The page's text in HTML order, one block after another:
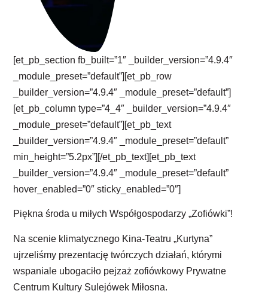
[et_pb_section fb_built=”1″ _builder_version=”4.9.4″
_module_preset=”default”][et_pb_row
_builder_version=”4.9.4″ _module_preset=”default”]
[et_pb_column type=”4_4″ _builder_version=”4.9.4″
_module_preset=”default”][et_pb_text
_builder_version=”4.9.4″ _module_preset=”default”
min_height=”5.2px”][/et_pb_text][et_pb_text
_builder_version=”4.9.4″ _module_preset=”default”
hover_enabled=”0″ sticky_enabled=”0″]
Piękna środa u miłych Współgospodarzy „Zofiówki”!
Na scenie klimatycznego Kina-Teatru „Kurtyna”
ujrzeliśmy prezentację twórczych działań, którymi
wspaniale ubogaciło pejzaż zofiówkowy Prywatne
Centrum Kultury Sulejówek Miłosna.